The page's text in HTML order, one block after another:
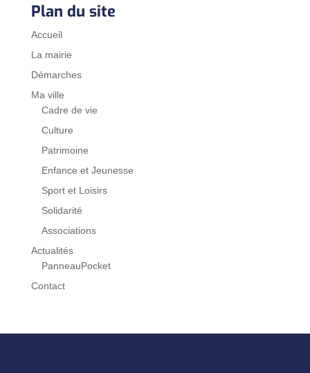
Plan du site
Accueil
La mairie
Démarches
Ma ville
Cadre de vie
Culture
Patrimoine
Enfance et Jeunesse
Sport et Loisirs
Solidarité
Associations
Actualités
PanneauPocket
Contact